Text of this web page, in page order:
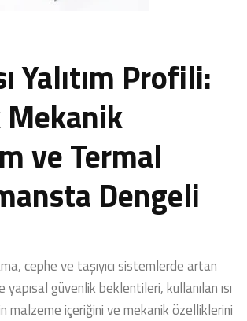
Yalıtım Profili:
Mekanik
ve Termal
Dengeli
cephe ve taşıyıcı sistemlerde artan
güvenlik beklentileri, kullanılan ısı
malzeme içeriğini ve mekanik özelliklerini